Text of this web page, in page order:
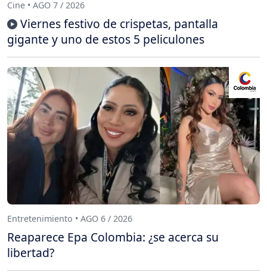
Cine • AGO 7 / 2026
Viernes festivo de crispetas, pantalla
gigante y uno de estos 5 peliculones
Entretenimiento • AGO 6 / 2026
Reaparece Epa Colombia: ¿se acerca su
libertad?